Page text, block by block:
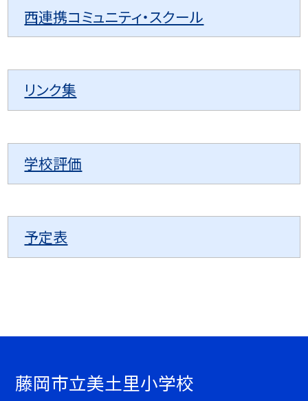
西連携コミュニティ・スクール
リンク集
学校評価
予定表
藤岡市立美土里小学校